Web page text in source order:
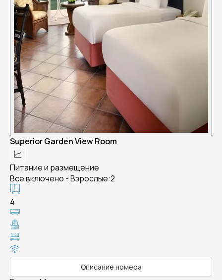
Superior Garden View Room
Питание и размещение
Все включено - Взрослые:2
4
Описание номера